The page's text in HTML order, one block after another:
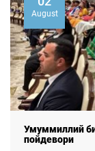
August
Умуммиллий
пойдевори